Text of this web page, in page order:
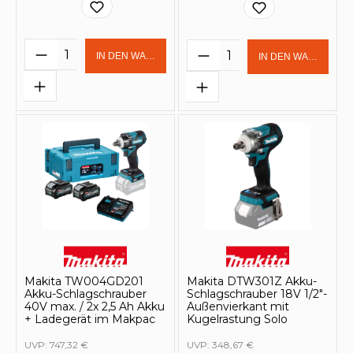
Produkt Anzahl: Gib den
IN DEN WARENKORB Produkt Anzahl:
IN DEN
Makita TW004GD201
Akku-Schlagschrauber
40V max. / 2x 2,5 Ah Akku
+ Ladegerät im Makpac
UVP: 747,32 €
Makita DTW301Z Akku-
Schlagschrauber 18V 1/2"-
Außenvierkant mit
Kugelrastung Solo
UVP: 348,67 €